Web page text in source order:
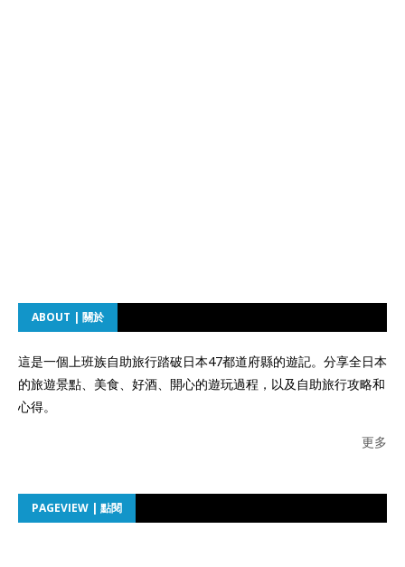
ABOUT | 關於
這是一個上班族自助旅行踏破日本47都道府縣的遊記。分享全日本
的旅遊景點、美食、好酒、開心的遊玩過程，以及自助旅行攻略和
心得。
更多
PAGEVIEW | 點閱